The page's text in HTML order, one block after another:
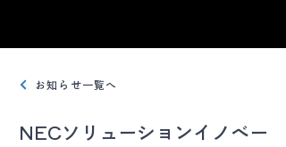
お知らせ一覧へ
NECソリューションイノベー